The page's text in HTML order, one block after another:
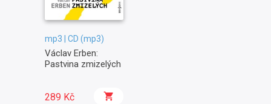
mp3 | CD (mp3)
Václav Erben:
Pastvina zmizelých
289 Kč